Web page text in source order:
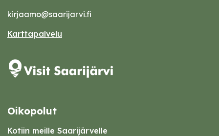
kirjaamo@saarijarvi.fi
Karttapalvelu
Oikopolut
Kotiin meille Saarijärvelle